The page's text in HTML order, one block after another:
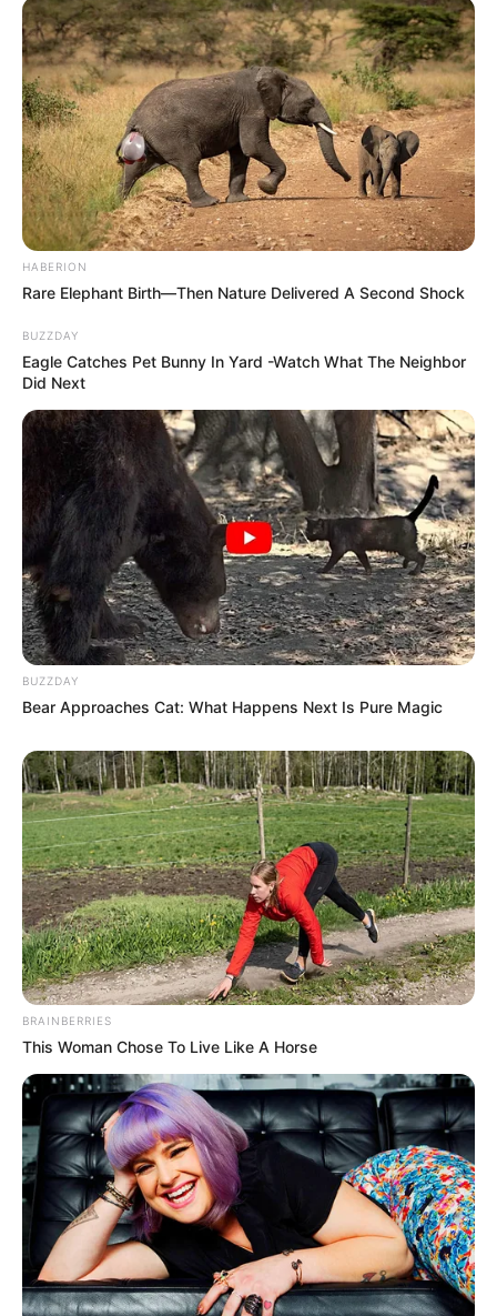
HABERION
Rare Elephant Birth—Then Nature Delivered A Second Shock
BUZZDAY
Eagle Catches Pet Bunny In Yard -Watch What The Neighbor
Did Next
BUZZDAY
Bear Approaches Cat: What Happens Next Is Pure Magic
BRAINBERRIES
This Woman Chose To Live Like A Horse